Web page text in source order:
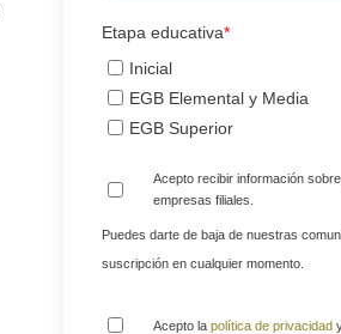
Etapa educativa*
Inicial
EGB Elemental y Media
EGB Superior
Acepto recibir información
empresas filiales.
Puedes darte de baja de nuestras
suscripción en cualquier momento.
Acepto la política de privacidad